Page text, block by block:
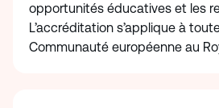
opportunités éducatives et les
L’accréditation s’applique à
Communauté européenne au